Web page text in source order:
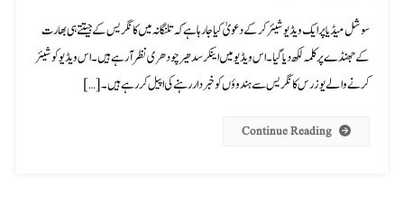
سوشل میڈیا پر ایک ویڈیو شیئر کرکے دعویٰ کیا جا رہا ہے کہ تلنگانہ میں کانگریس کے جیتتے ہی بھارت
کے جھنڈے پر کلمہ لکھ دیا گیا۔ اس ویڈیو میں اینکر سدھیر چودھری نظر آ رہے ہیں۔ اس ویڈیو کو شیئر
کرنے والے یوزرس کانگریس سے ہندوؤں کو خبردار رہنے کی اپیل کر رہے ہیں۔ […]
Continue Reading